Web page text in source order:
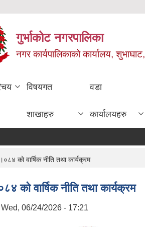
गुर्भाकोट नगरपालिका
नगर कार्यपालिकाको कार्यालय,
विषयगत
शाखाहरु
वडा
कार्यालयहरु
को वार्षिक नीति तथा कार्यक्रम
को वार्षिक नीति तथा कार्यक्रम
Wed, 06/24/2026 - 17:21